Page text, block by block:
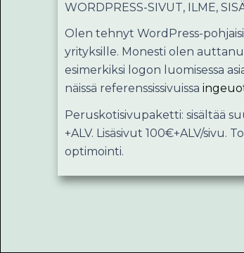
WORDPRESS-SIVUT, ILME,
Olen tehnyt WordPress-
yrityksille. Monesti olen
esimerkiksi logon luomisessa
näissä referenssissivuissa
Peruskotisivupaketti: sisältää
+ALV. Lisäsivut 100€+ALV/sivu.
optimointi.